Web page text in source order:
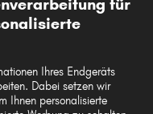
Datenbank, dürfen nicht
der Daten und der
für
Ihres Endgeräts
Dabei setzen wir
Ihnen personalisierte